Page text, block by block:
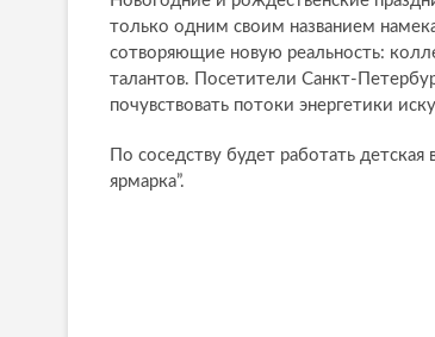
только одним своим названием
сотворяющие новую реальность:
талантов. Посетители Санкт-
почувствовать потоки энергетики
По соседству будет работать
ярмарка”.